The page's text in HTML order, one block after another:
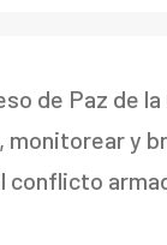
de Paz de
monitorear y
conflicto